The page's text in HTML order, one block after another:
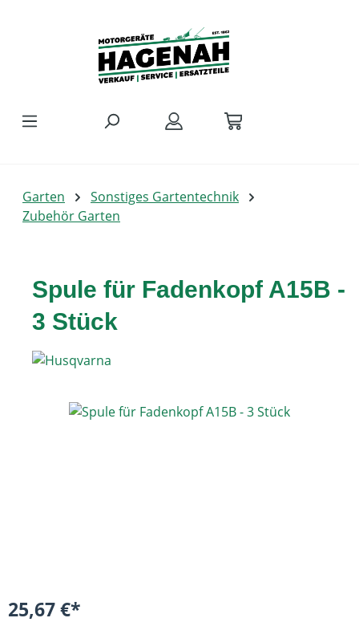
Garten
Sonstiges Gartentechnik
Zubehör Garten
Spule für Fadenkopf A15B -
3 Stück
Bildergalerie überspringen
25,67 €*